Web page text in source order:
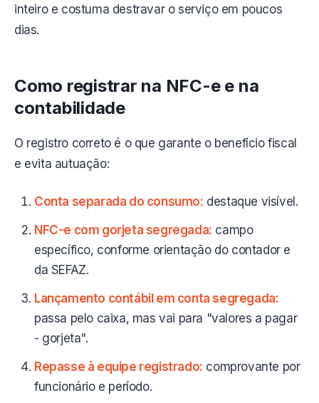
inteiro e costuma destravar o serviço em poucos
dias.
Como registrar na NFC-e e na
contabilidade
O registro correto é o que garante o benefício fiscal
e evita autuação:
Conta separada do consumo: destaque visível.
NFC-e com gorjeta segregada: campo
específico, conforme orientação do contador e
da SEFAZ.
Lançamento contábil em conta segregada:
passa pelo caixa, mas vai para "valores a pagar
- gorjeta".
Repasse à equipe registrado: comprovante por
funcionário e período.